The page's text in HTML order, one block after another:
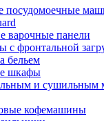
посудомоечные
варочные панели
фронтальной
бельем
шкафы
и сушильным
кофемашины